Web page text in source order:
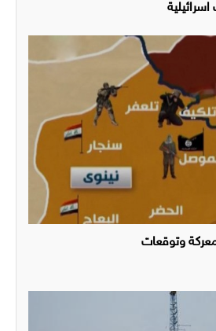
وتوقعات